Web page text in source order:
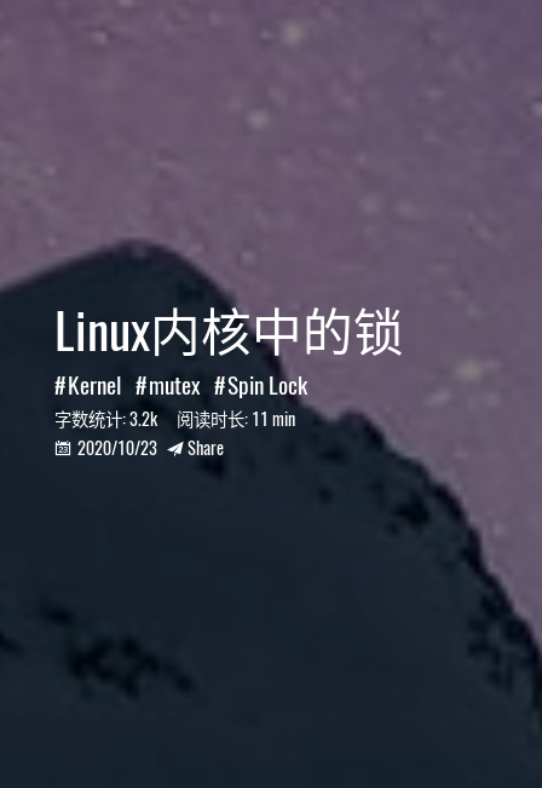
Linux内核中的锁
Kernel mutex Spin Lock
字数统计:3.2k 阅读时长:11 min
 2020/10/23  Share